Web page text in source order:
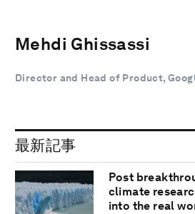
Mehdi Ghissassi
Director and Head of Product,
最新記事
Post
climate
into the real